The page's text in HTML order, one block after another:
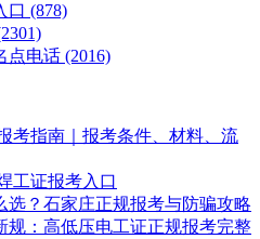
口 (878)
点电话 (2016)
考指南｜报考条件、材料、流
工证报考入口
选？石家庄正规报考与防骗攻略
规：高低压电工证正规报考完整